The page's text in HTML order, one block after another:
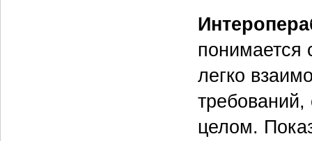
понимается
легко
целом.